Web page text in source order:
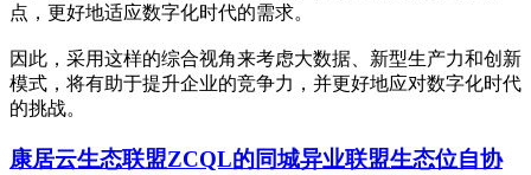
点，更好地适应数字化时代的需求。
因此，采用这样的综合视角来考虑大数据、新型生产力和创新
模式，将有助于提升企业的竞争力，并更好地应对数字化时代
的挑战。
康居云生态联盟ZCQL的同城异业联盟生态位自协